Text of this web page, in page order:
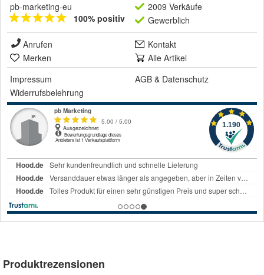
pb-marketing-eu
100% positiv
2009 Verkäufe
Gewerblich
Anrufen
Kontakt
Merken
Alle Artikel
Impressum
AGB & Datenschutz
Widerrufsbelehrung
Produktrezensionen